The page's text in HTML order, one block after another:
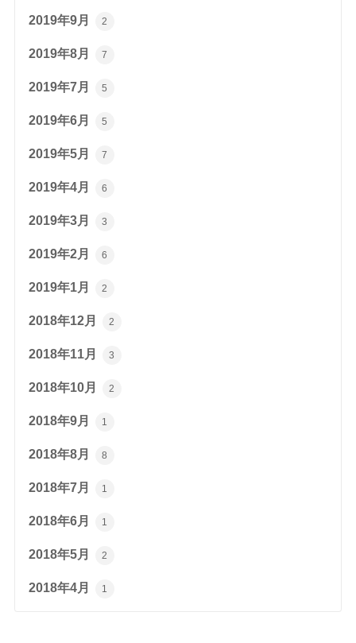
2019年9月 2
2019年8月 7
2019年7月 5
2019年6月 5
2019年5月 7
2019年4月 6
2019年3月 3
2019年2月 6
2019年1月 2
2018年12月 2
2018年11月 3
2018年10月 2
2018年9月 1
2018年8月 8
2018年7月 1
2018年6月 1
2018年5月 2
2018年4月 1